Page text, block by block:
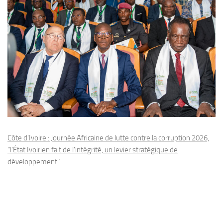
Côte d'Ivoire : Journée Africaine de lutte contre la corruption 2026,
"l'État Ivoirien fait de l'intégrité, un levier stratégique de
développement"